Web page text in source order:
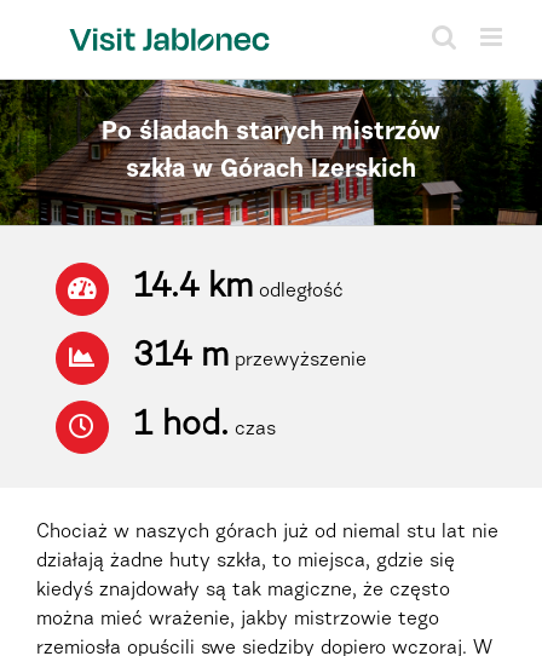
Po śladach starych mistrzów
szkła w Górach Izerskich
14.4 km odległość
314 m przewyższenie
1 hod. czas
Chociaż w naszych górach już od niemal stu lat nie
działają żadne huty szkła, to miejsca, gdzie się
kiedyś znajdowały są tak magiczne, że często
można mieć wrażenie, jakby mistrzowie tego
rzemiosła opuścili swe siedziby dopiero wczoraj. W